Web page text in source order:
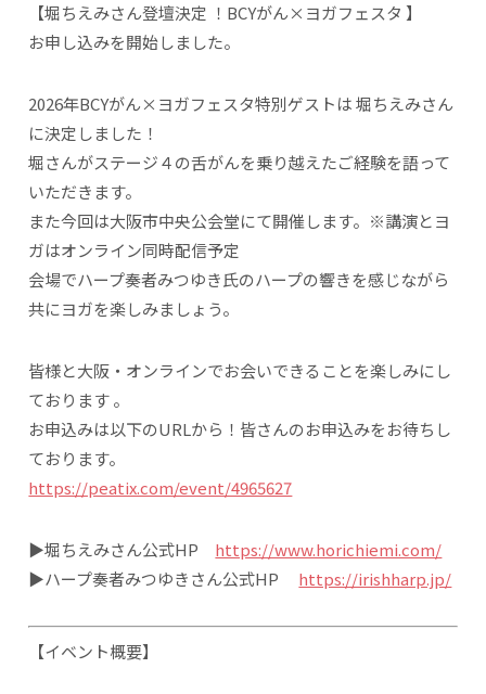
【堀ちえみさん登壇決定 ！BCYがん×ヨガフェスタ 】
お申し込みを開始しました。
2026年BCYがん×ヨガフェスタ特別ゲストは 堀ちえみさん
に決定しました！
堀さんがステージ４の舌がんを乗り越えたご経験を語って
いただきます。
また今回は大阪市中央公会堂にて開催します。※講演とヨ
ガはオンライン同時配信予定
会場でハープ奏者みつゆき氏のハープの響きを感じながら
共にヨガを楽しみましょう。
皆様と大阪・オンラインでお会いできることを楽しみにし
ております 。
お申込みは以下のURLから！皆さんのお申込みをお待ちし
ております。
https://peatix.com/event/4965627
▶堀ちえみさん公式HP https://www.horichiemi.com/
▶ハープ奏者みつゆきさん公式HP https://irishharp.jp/
【イベント概要】